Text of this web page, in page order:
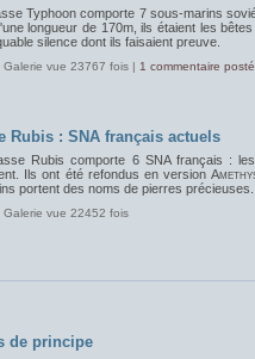
Typhoon comporte 7 sous-marins
longueur de 170m, ils étaient les
silence dont ils faisaient preuve.
vue 23767 fois | 1 commentaire posté
Rubis : SNA français actuels
Rubis comporte 6 SNA français :
Ils ont été refondus en version
portent des noms de pierres précieuses.
Galerie vue 22452 fois
de principe